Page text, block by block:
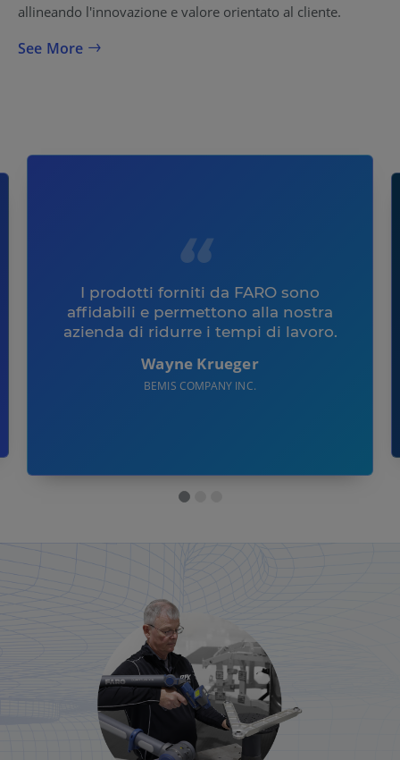
allineando l'innovazione e valore orientato al cliente.
See More
I prodotti forniti da FARO sono
affidabili e permettono alla nostra
azienda di ridurre i tempi di lavoro.
Wayne Krueger
BEMIS COMPANY INC.